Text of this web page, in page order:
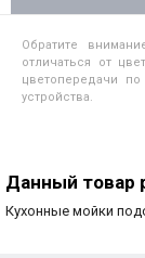
Обратите
отличаться от
цветопередачи
устройства.
Данный товар
Кухонные мойки